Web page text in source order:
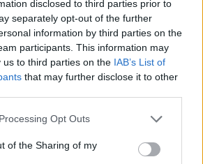
disclosed to third parties prior to
separately opt-out of the further
information by third parties on the
participants. This information may
us to third parties on the IAB’s List of
that may further disclose it to other
Opt Outs
of the Sharing of my